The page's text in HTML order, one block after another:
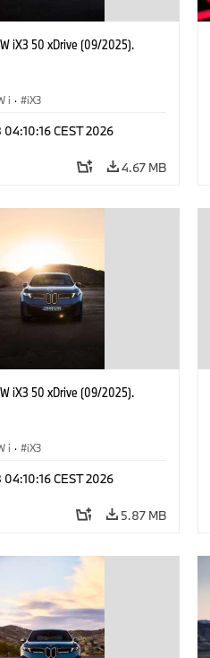
iX3 50 xDrive (09/2025).
i · iX3
CEST 2026
4.67 MB
iX3 50 xDrive (09/2025).
i · iX3
CEST 2026
5.87 MB